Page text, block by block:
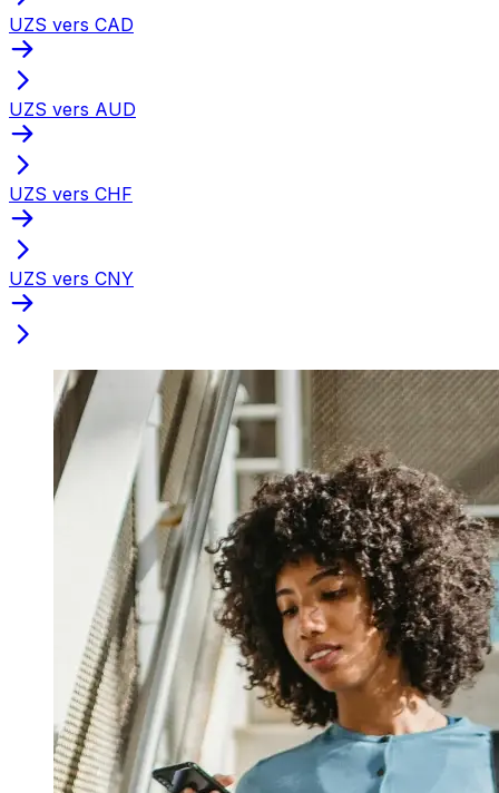
UZS vers CAD
UZS vers AUD
UZS vers CHF
UZS vers CNY